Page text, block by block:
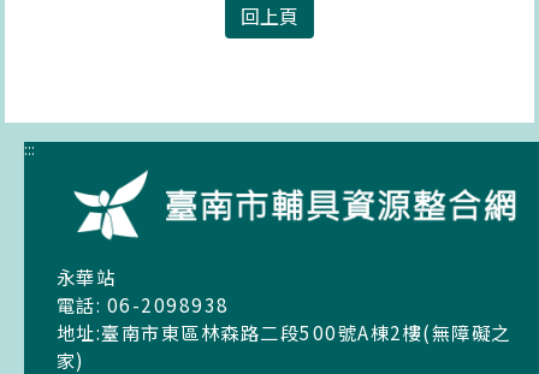
回上頁
:::
永華站
電話: 06-2098938
地址:臺南市東區林森路二段500號A棟2樓(無障礙之
家)